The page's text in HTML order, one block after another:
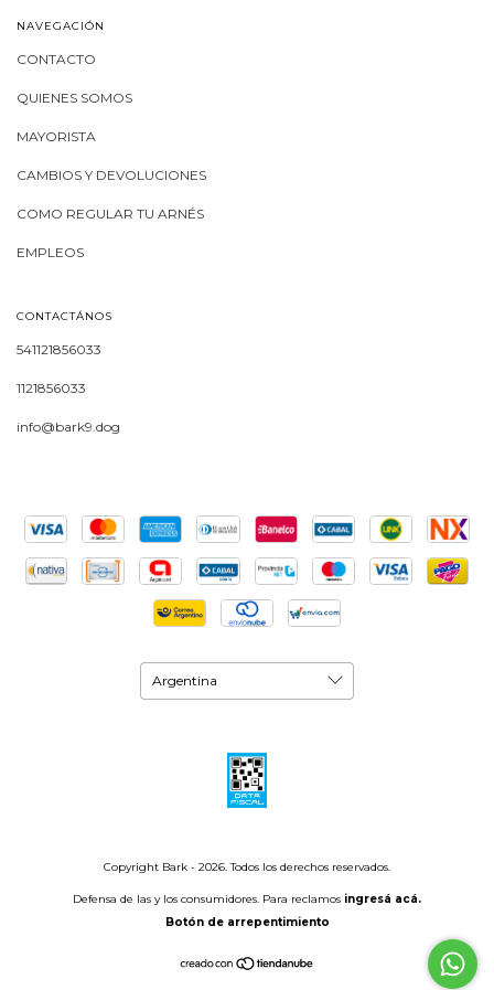
NAVEGACIÓN
CONTACTO
QUIENES SOMOS
MAYORISTA
CAMBIOS Y DEVOLUCIONES
COMO REGULAR TU ARNÉS
EMPLEOS
CONTACTÁNOS
541121856033
1121856033
info@bark9.dog
Copyright Bark - 2026. Todos los derechos reservados.
Defensa de las y los consumidores. Para reclamos ingresá acá.
Botón de arrepentimiento